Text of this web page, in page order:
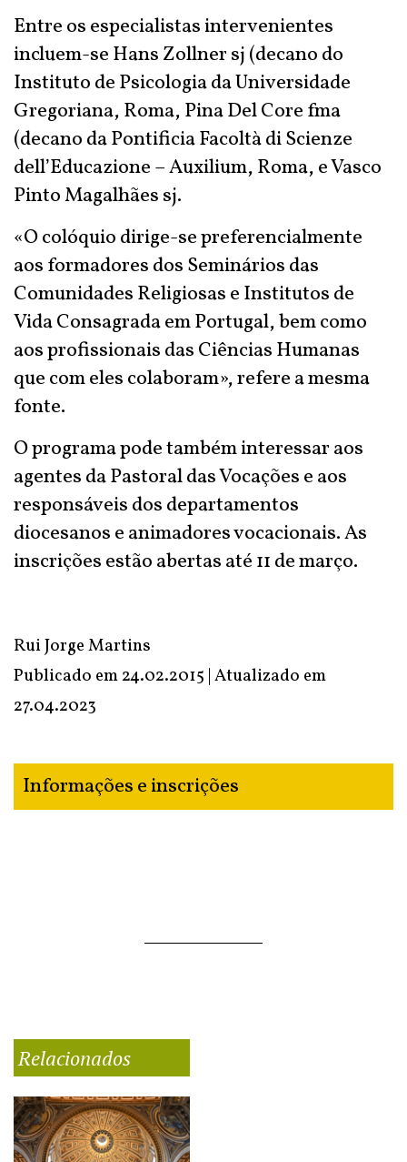
Entre os especialistas intervenientes
incluem-se Hans Zollner sj (decano do
Instituto de Psicologia da Universidade
Gregoriana, Roma, Pina Del Core fma
(decano da Pontificia Facoltà di Scienze
dell’Educazione – Auxilium, Roma, e Vasco
Pinto Magalhães sj.
«O colóquio dirige-se preferencialmente
aos formadores dos Seminários das
Comunidades Religiosas e Institutos de
Vida Consagrada em Portugal, bem como
aos profissionais das Ciências Humanas
que com eles colaboram», refere a mesma
fonte.
O programa pode também interessar aos
agentes da Pastoral das Vocações e aos
responsáveis dos departamentos
diocesanos e animadores vocacionais. As
inscrições estão abertas até 11 de março.
Rui Jorge Martins
Publicado em 24.02.2015 | Atualizado em
27.04.2023
Informações e inscrições
Relacionados